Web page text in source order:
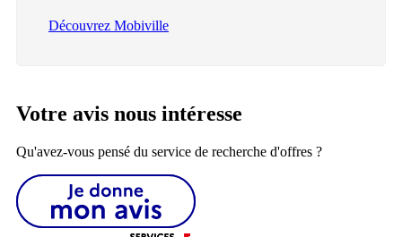
Découvrez Mobiville
Votre avis nous intéresse
Qu'avez-vous pensé du service de recherche d'offres ?